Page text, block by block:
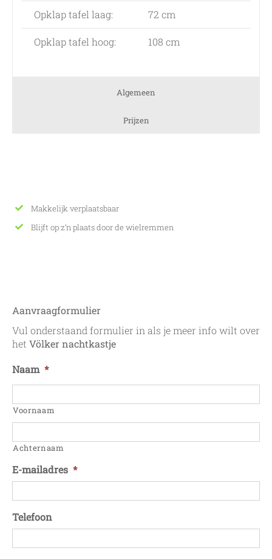
Opklap tafel laag: 72 cm
Opklap tafel hoog: 108 cm
Algemeen
Prijzen
Makkelijk verplaatsbaar
Blijft op z’n plaats door de wielremmen
Aanvraagformulier
Vul onderstaand formulier in als je meer info wilt over
het Völker nachtkastje
Naam *
Voornaam
Achternaam
E-mailadres *
Telefoon